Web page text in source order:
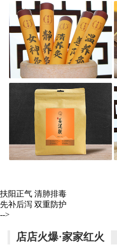
扶阳正气 清肺排毒
先补后泻 双重防护
-->
店店火爆·家家红火